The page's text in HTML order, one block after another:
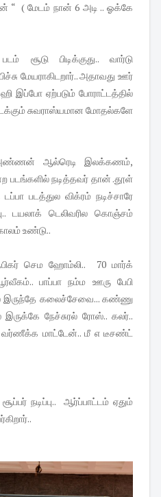
( மேடம் நான் 6 அடி .. ஓக்கே
சூடு பிடிக்குது.. வார்டு
மேயராகிடறார்.. அதாவது ஊர்
இப்போ ஏற்படும் போராட்டத்தில்
சுவராஸ்யமான மோதல்களே
அண்ணன் ஆல்ரெடி இலக்கணம்,
படங்களில் நடித்தவர் தான் .தூள்
படத்துல விக்ரம் நடிச்சாரே
டயலாக் டெலிவரில கொஞ்சம்
உண்டு..
செம ஹோம்லி.. 70 மார்க்
பாப்பா நம்ம ஊரு பேபி
இருந்தே கலைச்சேவை... கண்ணு
நேச்சுரல் ரோஸ்.. கலர்..
மாட்டேன்.. மீ எ டீசண்ட்
நடிப்பு.. ஆர்ப்பாட்டம் ஏதும்